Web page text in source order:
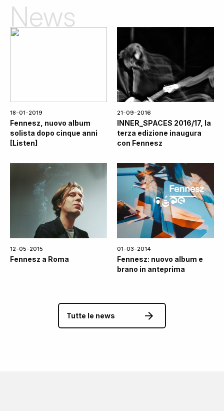
News
18-01-2019
Fennesz, nuovo album
solista dopo cinque anni
[Listen]
21-09-2016
INNER_SPACES 2016/17, la
terza edizione inaugura
con Fennesz
12-05-2015
Fennesz a Roma
01-03-2014
Fennesz: nuovo album e
brano in anteprima
Tutte le news